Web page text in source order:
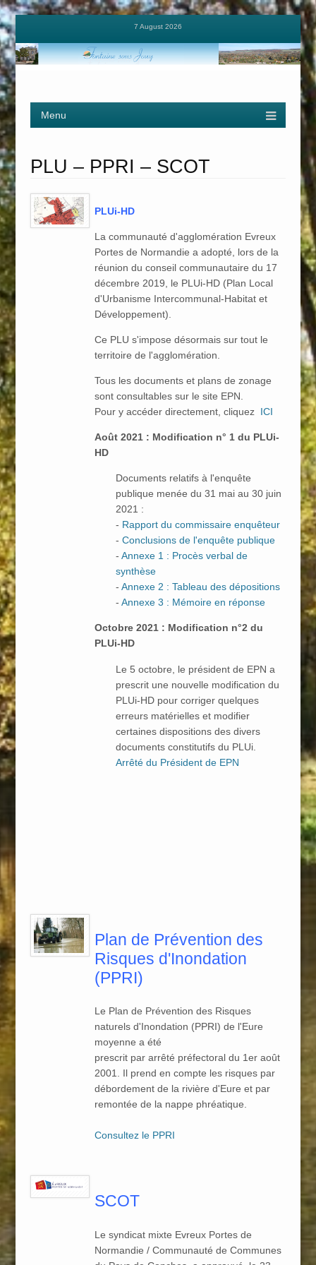
7 August 2026
Menu
Skip to content
PLU – PPRI – SCOT
PLUi-HD
La communauté d'agglomération Evreux
Portes de Normandie a adopté, lors de la
réunion du conseil communautaire du 17
décembre 2019, le PLUi-HD (Plan Local
d'Urbanisme Intercommunal-Habitat et
Développement).
Ce PLU s'impose désormais sur tout le
territoire de l'agglomération.
Tous les documents et plans de zonage
sont consultables sur le site EPN.
Pour y accéder directement, cliquez ICI
Août 2021 : Modification n° 1 du PLUi-
HD
Documents relatifs à l'enquête
publique menée du 31 mai au 30 juin
2021 :
- Rapport du commissaire enquêteur
- Conclusions de l'enquête publique
- Annexe 1 : Procès verbal de
synthèse
- Annexe 2 : Tableau des dépositions
- Annexe 3 : Mémoire en réponse
Octobre 2021 : Modification n°2 du
PLUi-HD
Le 5 octobre, le président de EPN a
prescrit une nouvelle modification du
PLUi-HD pour corriger quelques
erreurs matérielles et modifier
certaines dispositions des divers
documents constitutifs du PLUi.
Arrêté du Président de EPN
Plan de Prévention des
Risques d'Inondation
(PPRI)
Le Plan de Prévention des Risques
naturels d'Inondation (PPRI) de l'Eure
moyenne a été
prescrit par arrêté préfectoral du 1er août
2001. Il prend en compte les risques par
débordement de la rivière d'Eure et par
remontée de la nappe phréatique.
Consultez le PPRI
SCOT
Le syndicat mixte Evreux Portes de
Normandie / Communauté de Communes